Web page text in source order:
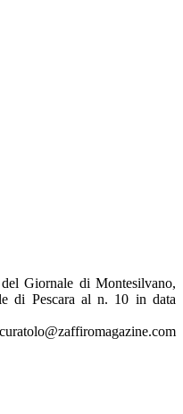
Giornale di Montesilvano,
di Pescara al n. 10 in data